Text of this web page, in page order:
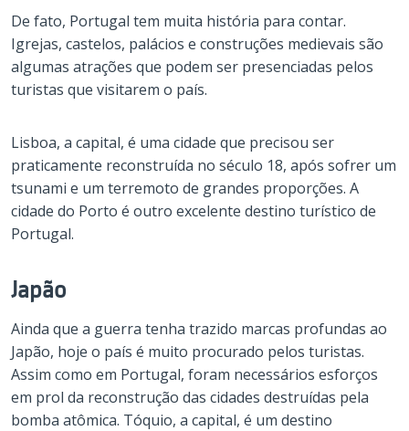
De fato, Portugal tem muita história para contar.
Igrejas, castelos, palácios e construções medievais são
algumas atrações que podem ser presenciadas pelos
turistas que visitarem o país.
Lisboa, a capital, é uma cidade que precisou ser
praticamente reconstruída no século 18, após sofrer um
tsunami e um terremoto de grandes proporções. A
cidade do Porto é outro excelente destino turístico de
Portugal.
Japão
Ainda que a guerra tenha trazido marcas profundas ao
Japão, hoje o país é muito procurado pelos turistas.
Assim como em Portugal, foram necessários esforços
em prol da reconstrução das cidades destruídas pela
bomba atômica. Tóquio, a capital, é um destino